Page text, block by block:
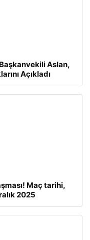
Aslan,
Açıkladı
Maç tarihi,
2025